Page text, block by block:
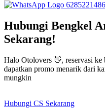
Hubungi Bengkel
Sekarang!
Halo Otolovers 👋, reservasi ke
dapatkan promo menarik dari
mungkin
Hubungi CS Sekarang